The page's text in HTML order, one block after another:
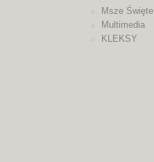
Msze Święte
Multimedia
KLEKSY